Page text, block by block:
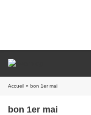
Accueil » bon 1er mai
bon 1er mai